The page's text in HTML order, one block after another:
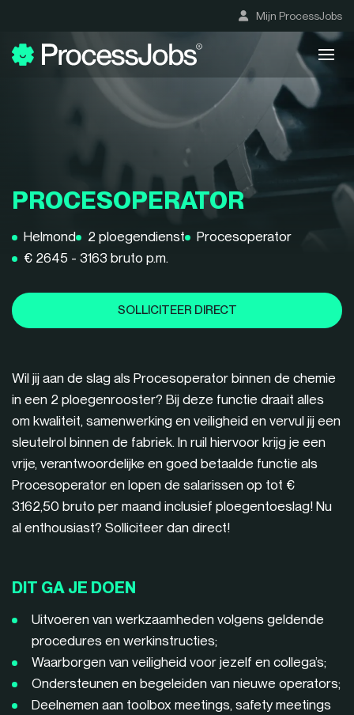
Mijn ProcessJobs
PROCESOPERATOR
Helmond 2 ploegendienst
Procesoperator
€ 2645 - 3163 bruto p.m.
SOLLICITEER DIRECT
Wil jij aan de slag als Procesoperator binnen de chemie
in een 2 ploegenrooster? Bij deze functie draait alles
om kwaliteit, samenwerking en veiligheid en vervul jij een
sleutelrol binnen de fabriek. In ruil hiervoor krijg je een
vrije, verantwoordelijke en goed betaalde functie als
Procesoperator en lopen de salarissen op tot €
3.162,50 bruto per maand inclusief ploegentoeslag! Nu
al enthousiast? Solliciteer dan direct!
DIT GA JE DOEN
Uitvoeren van werkzaamheden volgens geldende
procedures en werkinstructies;
Waarborgen van veiligheid voor jezelf en collega’s;
Ondersteunen en begeleiden van nieuwe operators;
Deelnemen aan toolbox meetings, safety meetings